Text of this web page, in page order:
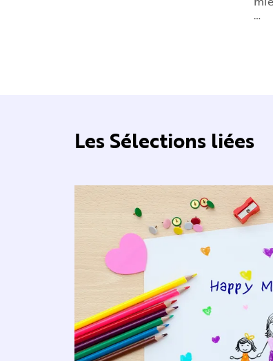
…
Les Sélections liées